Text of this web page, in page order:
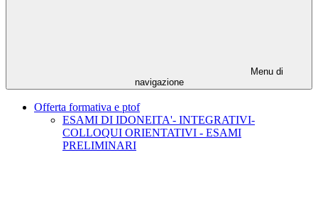
Menu di
navigazione
Offerta formativa e ptof
ESAMI DI IDONEITA'- INTEGRATIVI-
COLLOQUI ORIENTATIVI - ESAMI
PRELIMINARI